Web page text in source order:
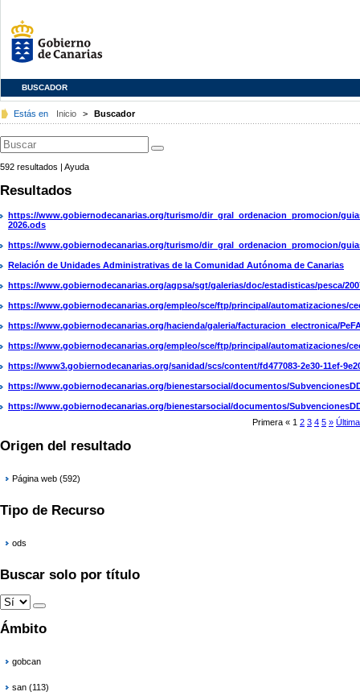
BUSCADOR
Estás en Inicio > Buscador
592 resultados | Ayuda
Resultados
https://www.gobiernodecanarias.org/turismo/dir_gral_ordenacion_promocion/
2026.ods
https://www.gobiernodecanarias.org/turismo/dir_gral_ordenacion_promocion/
Relación de Unidades Administrativas de la Comunidad Autónoma de Canarias
https://www.gobiernodecanarias.org/agpsa/sgt/galerias/doc/estadisticas/pesca/
https://www.gobiernodecanarias.org/empleo/sce/ftp/principal/automatizaciones/
https://www.gobiernodecanarias.org/hacienda/galeria/facturacion_electronica/
https://www.gobiernodecanarias.org/empleo/sce/ftp/principal/automatizaciones/
https://www3.gobiernodecanarias.org/sanidad/scs/content/fd477083-2e30-11ef-
https://www.gobiernodecanarias.org/bienestarsocial/documentos/
https://www.gobiernodecanarias.org/bienestarsocial/documentos/
Primera « 1 2 3 4 5 » Última
Origen del resultado
Página web (592)
Tipo de Recurso
ods
Buscar solo por título
Ámbito
gobcan
san (113)